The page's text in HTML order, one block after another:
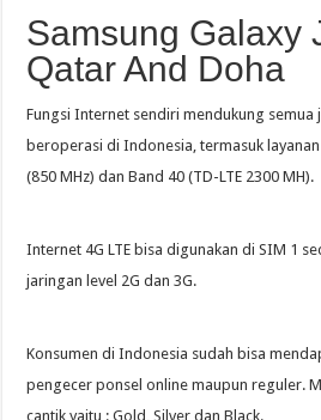
Samsung Galaxy
Qatar And Doha
Fungsi Internet sendiri mendukung semua
beroperasi di Indonesia, termasuk
(850 MHz) dan Band 40 (TD-LTE 2300 MH).
Internet 4G LTE bisa digunakan di SIM 1
jaringan level 2G dan 3G.
Konsumen di Indonesia sudah bisa
pengecer ponsel online maupun reguler.
cantik yaitu : Gold, Silver dan Black.